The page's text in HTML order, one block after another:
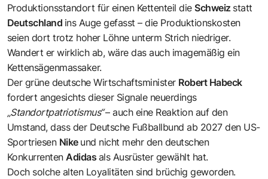
Produktionsstandort für einen Kettenteil dieSchweiz statt
Deutschland ins Auge gefasst – die Produktionskosten
seien dort trotz hoher Löhne unterm Strich niedriger.
Wandert er wirklich ab, wäre das auch imagemäßig ein
Kettensägenmassaker.
Der grüne deutsche Wirtschaftsminister Robert Habeck
fordert angesichts dieser Signale neuerdings
„Standortpatriotismus“– auch eine Reaktion auf den
Umstand, dass der Deutsche Fußballbund ab 2027 den US-
Sportriesen Nike und nicht mehr den deutschen
KonkurrentenAdidas als Ausrüster gewählt hat.
Doch solche alten Loyalitäten sind brüchig geworden.